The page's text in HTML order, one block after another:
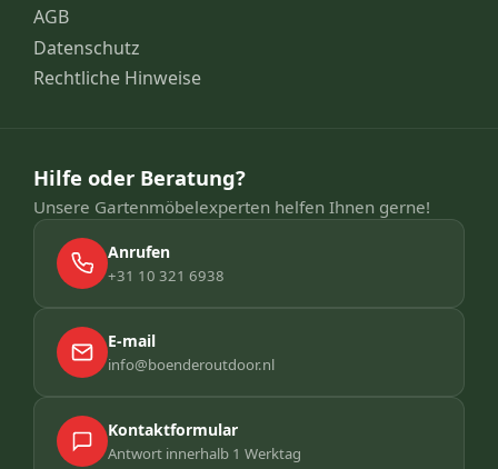
AGB
Datenschutz
Rechtliche Hinweise
Hilfe oder Beratung?
Unsere Gartenmöbelexperten helfen Ihnen gerne!
Anrufen
+31 10 321 6938
E-mail
info@boenderoutdoor.nl
Kontaktformular
Antwort innerhalb 1 Werktag